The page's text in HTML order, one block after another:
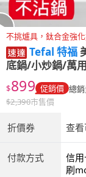
不挑爐具，鈦合金強
Tefal 特福
底鍋/小炒鍋/萬
$899 促銷價 總
$2,390市售價
折價券 查
付款方式
信
商
刷